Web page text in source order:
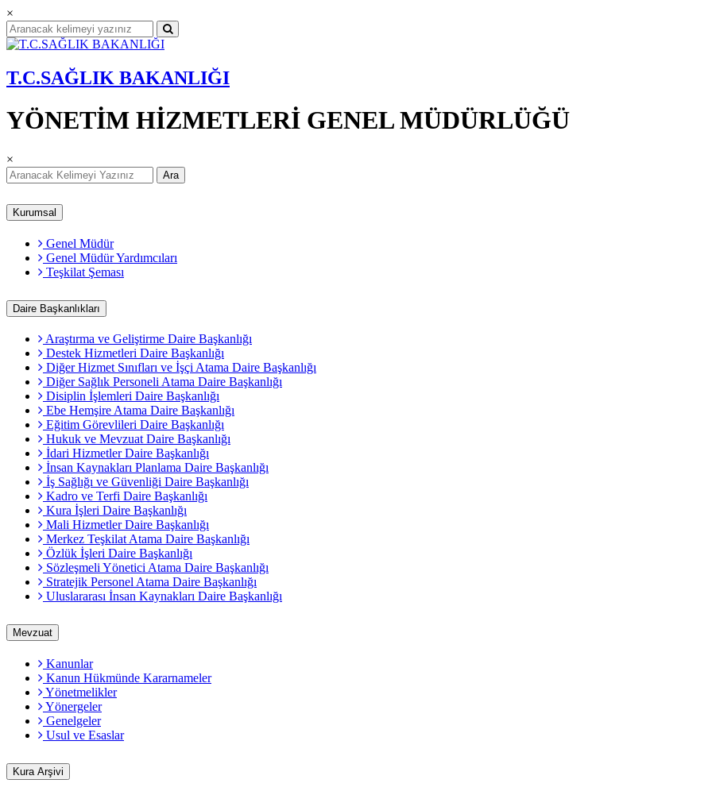
×
T.C.SAĞLIK BAKANLIĞI
YÖNETİM HİZMETLERİ GENEL MÜDÜRLÜĞÜ
×
Ara
Kurumsal
Genel Müdür
Genel Müdür Yardımcıları
Teşkilat Şeması
Daire Başkanlıkları
Araştırma ve Geliştirme Daire Başkanlığı
Destek Hizmetleri Daire Başkanlığı
Diğer Hizmet Sınıfları ve İşçi Atama Daire Başkanlığı
Diğer Sağlık Personeli Atama Daire Başkanlığı
Disiplin İşlemleri Daire Başkanlığı
Ebe Hemşire Atama Daire Başkanlığı
Eğitim Görevlileri Daire Başkanlığı
Hukuk ve Mevzuat Daire Başkanlığı
İdari Hizmetler Daire Başkanlığı
İnsan Kaynakları Planlama Daire Başkanlığı
İş Sağlığı ve Güvenliği Daire Başkanlığı
Kadro ve Terfi Daire Başkanlığı
Kura İşleri Daire Başkanlığı
Mali Hizmetler Daire Başkanlığı
Merkez Teşkilat Atama Daire Başkanlığı
Özlük İşleri Daire Başkanlığı
Sözleşmeli Yönetici Atama Daire Başkanlığı
Stratejik Personel Atama Daire Başkanlığı
Uluslararası İnsan Kaynakları Daire Başkanlığı
Mevzuat
Kanunlar
Kanun Hükmünde Kararnameler
Yönetmelikler
Yönergeler
Genelgeler
Usul ve Esaslar
Kura Arşivi